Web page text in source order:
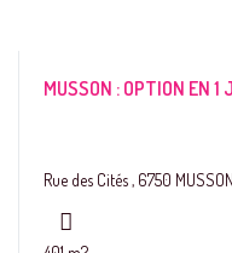
MUSSON : OPTION EN
Rue des Cités , 6750 MUSSON